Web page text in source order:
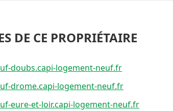
DE CE PROPRIÉTAIRE
doubs.capi-logement-neuf.fr
drome.capi-logement-neuf.fr
eure-et-loir.capi-logement-neuf.fr